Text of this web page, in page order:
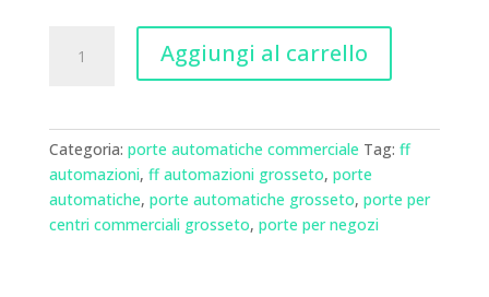
Automatiche
commerciali
Aggiungi al carrello
Categoria: porte automatiche commerciale Tag: ff
automazioni, ff automazioni grosseto, porte
automatiche, porte automatiche grosseto, porte per
centri commerciali grosseto, porte per negozi